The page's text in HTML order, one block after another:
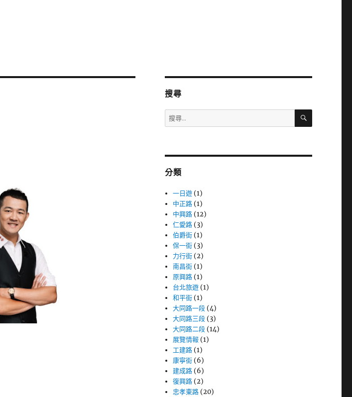
搜尋
搜
尋
字:
搜
分類
一日遊 (1)
中正路 (1)
中興路 (12)
仁愛路 (3)
伯爵街 (1)
保一街 (3)
力行街 (2)
南昌街 (1)
原興路 (1)
台北旅遊 (1)
和平街 (1)
大同路一段 (4)
大同路三段 (3)
大同路二段 (14)
展覽情報 (1)
工建路 (1)
康寧街 (6)
建成路 (6)
復興路 (2)
忠孝東路 (20)